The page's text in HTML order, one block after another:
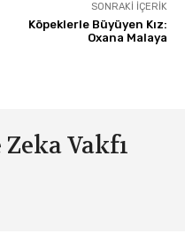
SONRAKI İÇERIK
Köpeklerle Büyüyen Kız:
Oxana Malaya
Vakfı